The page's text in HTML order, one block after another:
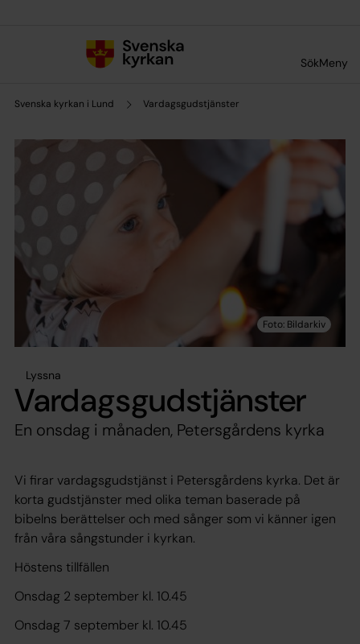
SökMeny
Svenska kyrkan i Lund Vardagsgudstjänster
Lyssna
Vardagsgudstjänster
En onsdag i månaden, Petersgårdens kyrka
Vi firar vardagsgudstjänst i Petersgårdens kyrka. Det är
korta gudstjänster med olika teman baserade på
bibelns berättelser och med sånger som vi känner igen
från våra sångstunder i kyrkan.
Höstens tillfällen
Onsdag 2 september kl. 10.45
Onsdag 7 september kl. 10.45